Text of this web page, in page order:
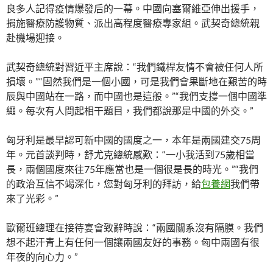
良多人記得疫情爆發后的一幕。中國向塞爾維亞伸出援手，
捐施醫療防護物質、派出高程度醫療專家組。武契奇總統親
赴機場迎接。
武契奇總統對習近平主席說：“我們鐵桿友情不會被任何人所
損壞。”“固然我們是一個小國，可是我們會果斷地在艱苦的時
辰與中國站在一路，而中國也是這般。”“我們支撐一個中國準
繩。每次有人問起相干題目，我們都說那是中國的外交。”
匈牙利是最早認可新中國的國度之一，本年是兩國建交75周
年。元首談判時，舒尤克總統感歎：“一小我活到75歲相當
長，兩個國度來往75年應當也是一個很是長的時光。”“我們
的政治互信不竭深化，您對匈牙利的拜訪，給包養網我們帶
來了光彩。”
歐爾班總理在接待宴會致辭時說：“兩國關系沒有隔膜。我們
想不起汗青上有任何一個讓兩國友好的事務。匈中兩國有很
年夜的向心力。”